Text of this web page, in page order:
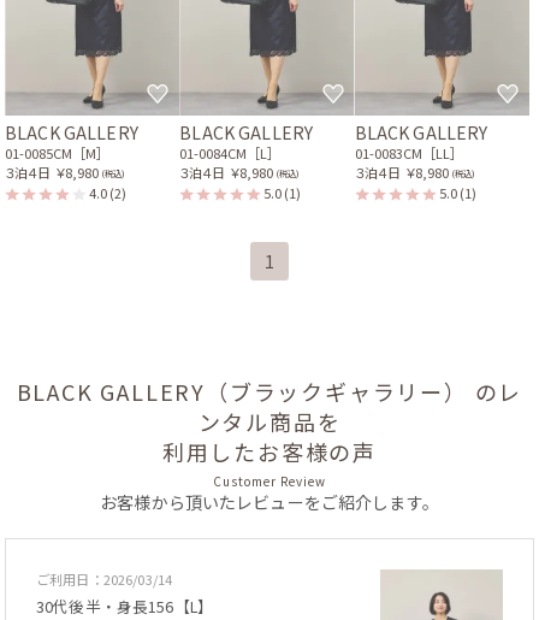
BLACK GALLERY
01-0085CM［M］
３泊４日 ￥8,980 (税込)
4.0(2)
BLACK GALLERY
01-0084CM［L］
３泊４日 ￥8,980 (税込)
5.0(1)
BLACK GALLERY
01-0083CM［LL］
３泊４日 ￥8,980 (税込)
5.0(1)
1
BLACK GALLERY（ブラックギャラリー） のレ
ンタル商品を
利用したお客様の声
Customer Review
お客様から頂いたレビューをご紹介します。
ご利用日：2026/03/14
30代後半・身長156【L】